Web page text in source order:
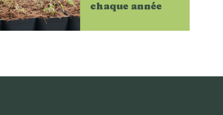
chaque année